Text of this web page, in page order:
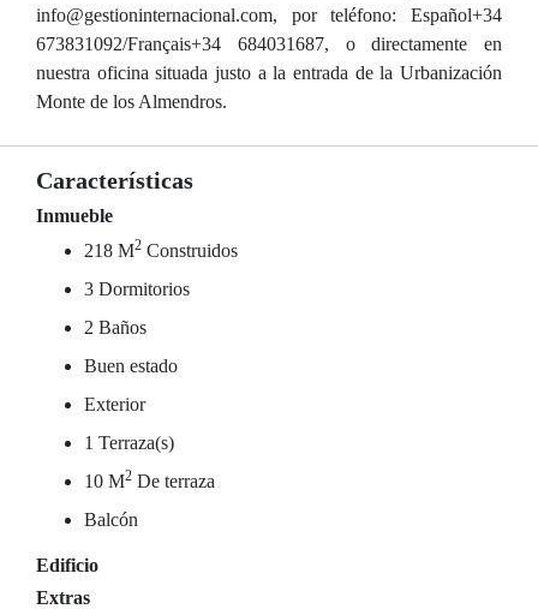
info@gestioninternacional.com, por teléfono: Español+34
673831092/Français+34 684031687, o directamente en
nuestra oficina situada justo a la entrada de la Urbanización
Monte de los Almendros.
Características
Inmueble
218 M2 Construidos
3 Dormitorios
2 Baños
Buen estado
Exterior
1 Terraza(s)
10 M2 De terraza
Balcón
Edificio
Extras